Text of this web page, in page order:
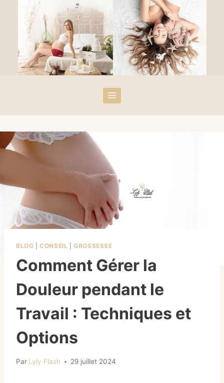
BLOG |CONSEIL |GROSSESSE
Comment Gérer la
Douleur pendant le
Travail : Techniques et
Options
Par Lyly Flash 29 juillet 2024